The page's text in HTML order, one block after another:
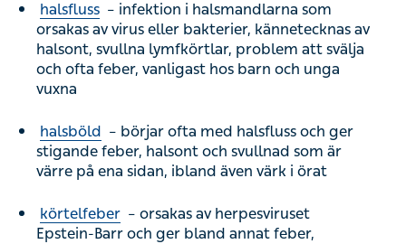
halsfluss – infektion i halsmandlarna som
orsakas av virus eller bakterier, kännetecknas av
halsont, svullna lymfkörtlar, problem att svälja
och ofta feber, vanligast hos barn och unga
vuxna
halsböld – börjar ofta med halsfluss och ger
stigande feber, halsont och svullnad som är
värre på ena sidan, ibland även värk i örat
körtelfeber – orsakas av herpesviruset
Epstein-Barr och ger bland annat feber,